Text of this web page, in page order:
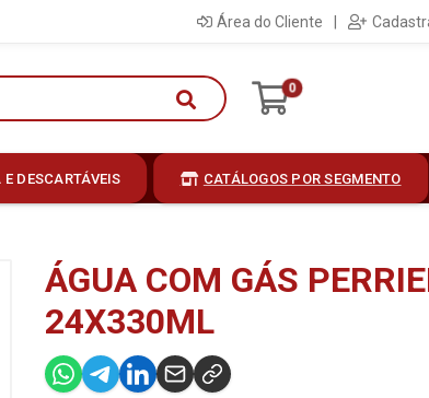
Área do Cliente |
0
DESCARTÁVEIS CATÁLOGOS POR SEGMENTO
ÁGUA COM GÁS
24X330ML